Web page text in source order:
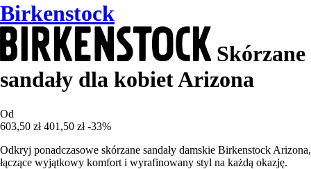
Birkenstock
Skórzane
sandały dla kobiet Arizona
Od
603,50 zł 401,50 zł -33%
Odkryj ponadczasowe skórzane sandały damskie Birkenstock Arizona,
łączące wyjątkowy komfort i wyrafinowany styl na każdą okazję.